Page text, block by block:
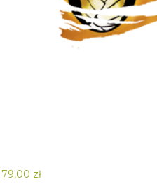
79,00 zł